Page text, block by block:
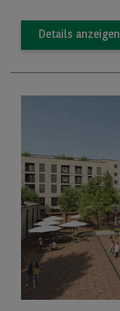
Details anzeigen